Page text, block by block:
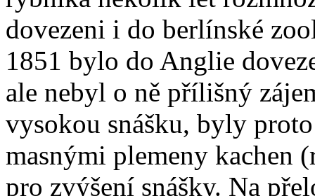
dovezeni i do berlínské
1851 bylo do Anglie
ale nebyl o ně přílišný
vysokou snášku, byly
masnými plemeny kachen
pro zvýšení snášky. Na